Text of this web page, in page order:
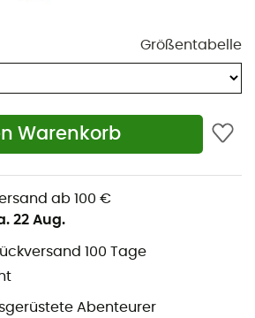
Größentabelle
Warenkorb
ab 100 €
22 Aug.
100 Tage
Abenteurer